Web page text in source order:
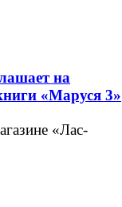
на
«Маруся 3»
«Лас-